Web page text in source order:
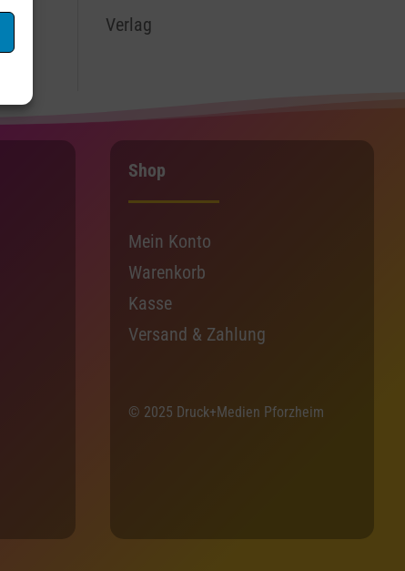
Verlag
Shop
Mein Konto
Warenkorb
Kasse
Versand & Zahlung
© 2025 Druck+Medien Pforzheim